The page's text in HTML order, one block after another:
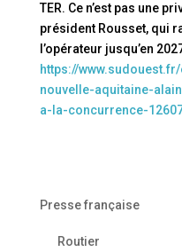
TER. Ce n’est pas une
président Rousset, qui
l’opérateur jusqu’en
https://
nouvelle-aquitaine-
a-la-concurrence-
Presse française
Routier